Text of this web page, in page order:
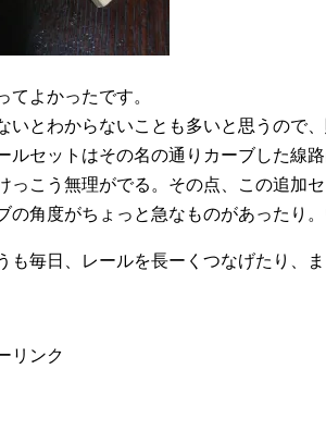
てよかったです。
いとわからないことも多いと思うので
ルセットはその名の通りカーブした線
っこう無理がでる。その点、この追加
の角度がちょっと急なものがあったり
も毎日、レールを長ーくつなげたり、
リンク